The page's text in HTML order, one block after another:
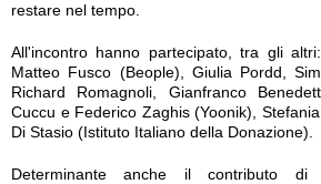
restare nel tempo.
All'incontro hanno partecipato, tra gli
Matteo Fusco (Beople), Giulia Pordd,
Richard Romagnoli, Gianfranco
Cuccu e Federico Zaghis (Yoonik),
Di Stasio (Istituto Italiano della Donazione).
Determinante anche il contributo di